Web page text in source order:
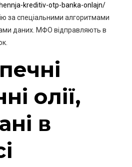
kreditiv-otp-banka-onlajn/
за спеціальними алгоритмами
даних. МФО відправляють в
олії,
в